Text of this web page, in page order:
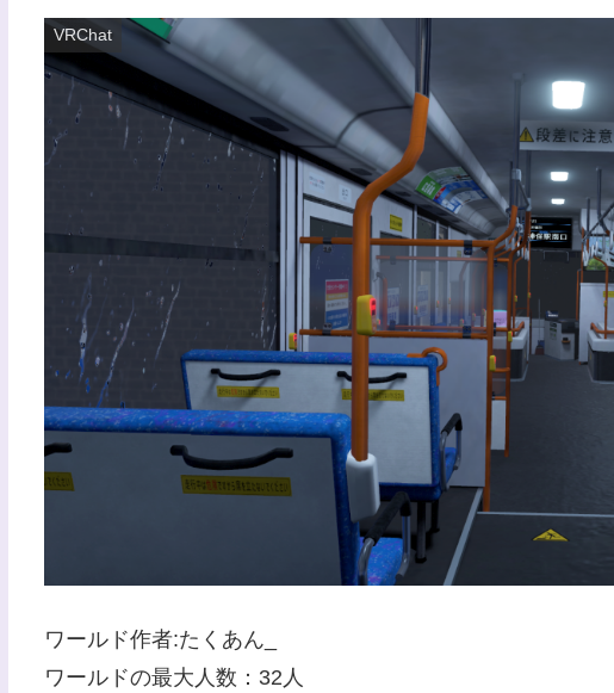
VRChat
ワールド作者:たくあん_
ワールドの最大人数：32人